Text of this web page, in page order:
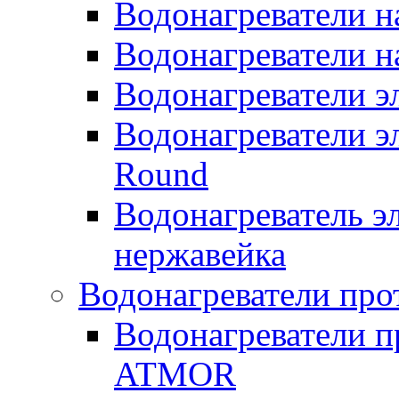
Водонагреватели
Водонагреватели
Водонагреватели
Водонагреватели
Round
Водонагреватель
нержавейка
Водонагреватели
Водонагреватели
ATMOR